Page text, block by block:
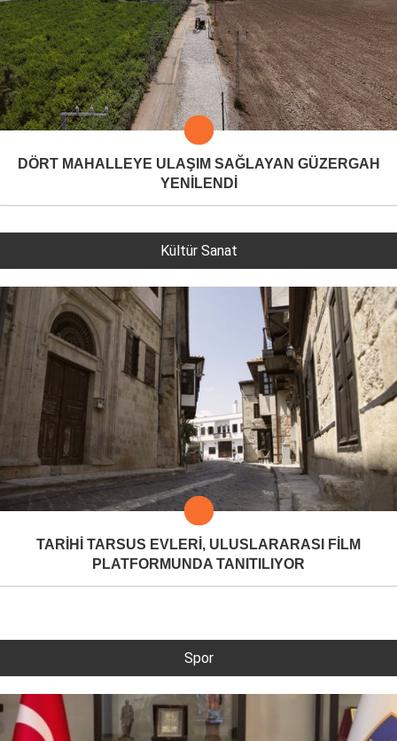
DÖRT MAHALLEYE ULAŞIM SAĞLAYAN GÜZERGAH
YENİLENDİ
Kültür Sanat
TARİHİ TARSUS EVLERİ, ULUSLARARASI FİLM
PLATFORMUNDA TANITILIYOR
Spor